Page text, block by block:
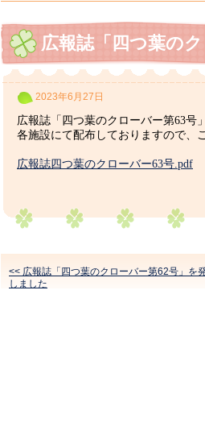
広報誌「四つ葉の
2023年6月27日
広報誌「四つ葉のクローバー第63号
各施設にて配布しておりますので、
広報誌四つ葉のクローバー63号.pdf
<< 広報誌「四つ葉のクローバー第62号」を
しました